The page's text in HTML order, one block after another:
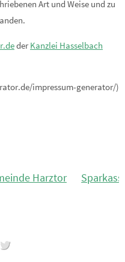
Art und Weise und zu
der Kanzlei Hasselbach
impressum-generator/)
Harztor